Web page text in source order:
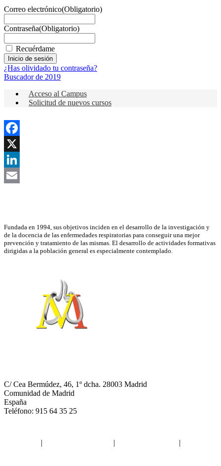
Correo electrónico(Obligatorio)
Contraseña(Obligatorio)
Recuérdame
¿Has olividado tu contraseña?
Buscador de 2019
Acceso al Campus
Solicitud de nuevos cursos
Facebook
X
LinkedIn
Fundada en 1994, sus objetivos inciden en el desarrollo de la investigación y
de la docencia de las enfermedades respiratorias para conseguir una mejor
prevención y tratamiento de las mismas. El desarrollo de actividades formativas
dirigidas a la población general es especialmente contemplado.
C/ Cea Bermúdez, 46, 1º dcha. 28003 Madrid
Comunidad de Madrid
España
Teléfono: 915 64 35 25
| | |